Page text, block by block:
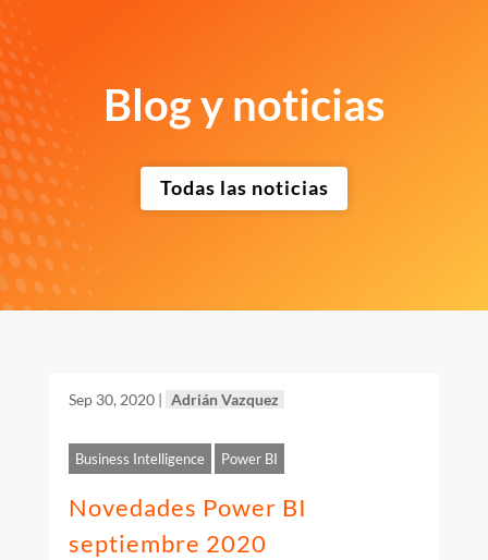
Blog y noticias
Todas las noticias
Sep 30, 2020| Adrián Vazquez
Business Intelligence Power BI
Novedades Power BI
septiembre 2020